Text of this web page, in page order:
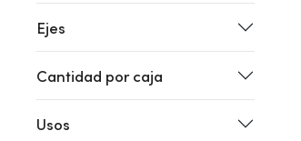
Ejes
Cantidad por caja
Usos